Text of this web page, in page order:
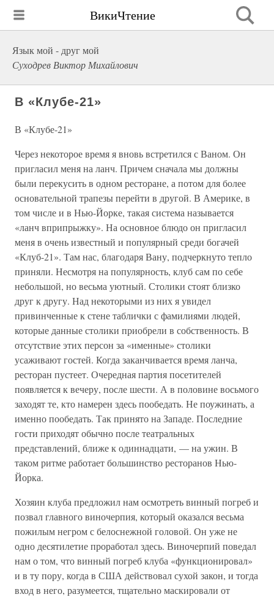
ВикиЧтение
Язык мой - друг мой
Суходрев Виктор Михайлович
В «Клубе-21»
В «Клубе-21»
Через некоторое время я вновь встретился с Ваном. Он
пригласил меня на ланч. Причем сначала мы должны
были перекусить в одном ресторане, а потом для более
основательной трапезы перейти в другой. В Америке, в
том числе и в Нью-Йорке, такая система называется
«ланч вприпрыжку». На основное блюдо он пригласил
меня в очень известный и популярный среди богачей
«Клуб-21». Там нас, благодаря Вану, подчеркнуто тепло
приняли. Несмотря на популярность, клуб сам по себе
небольшой, но весьма уютный. Столики стоят близко
друг к другу. Над некоторыми из них я увидел
привинченные к стене таблички с фамилиями людей,
которые данные столики приобрели в собственность. В
отсутствие этих персон за «именные» столики
усаживают гостей. Когда заканчивается время ланча,
ресторан пустеет. Очередная партия посетителей
появляется к вечеру, после шести. А в половине восьмого
заходят те, кто намерен здесь пообедать. Не поужинать, а
именно пообедать. Так принято на Западе. Последние
гости приходят обычно после театральных
представлений, ближе к одиннадцати, — на ужин. В
таком ритме работает большинство ресторанов Нью-
Йорка.
Хозяин клуба предложил нам осмотреть винный погреб и
позвал главного виночерпия, который оказался весьма
пожилым негром с белоснежной головой. Он уже не
одно десятилетие проработал здесь. Виночерпий поведал
нам о том, что винный погреб клуба «функционировал»
и в ту пору, когда в США действовал сухой закон, и тогда
вход в него, разумеется, тщательно маскировали от